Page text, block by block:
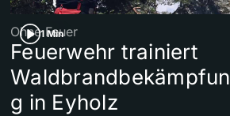
1 Min
Ohne Feuer
Feuerwehr trainiert
Waldbrandbekämpfun
g in Eyholz